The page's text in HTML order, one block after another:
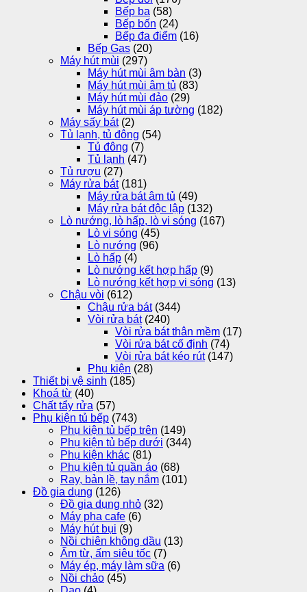
Bếp ba (58)
Bếp bốn (24)
Bếp đa điểm (16)
Bếp Gas (20)
Máy hút mùi (297)
Máy hút mùi âm bàn (3)
Máy hút mùi âm tủ (83)
Máy hút mùi đảo (29)
Máy hút mùi áp tường (182)
Máy sấy bát (2)
Tủ lạnh, tủ đông (54)
Tủ đông (7)
Tủ lạnh (47)
Tủ rượu (27)
Máy rửa bát (181)
Máy rửa bát âm tủ (49)
Máy rửa bát độc lập (132)
Lò nướng, lò hấp, lò vi sóng (167)
Lò vi sóng (45)
Lò nướng (96)
Lò hấp (4)
Lò nướng kết hợp hấp (9)
Lò nướng kết hợp vi sóng (13)
Chậu vòi (612)
Chậu rửa bát (344)
Vòi rửa bát (240)
Vòi rửa bát thân mềm (17)
Vòi rửa bát cố định (74)
Vòi rửa bát kéo rút (147)
Phụ kiện (28)
Thiết bị vệ sinh (185)
Khoá từ (40)
Chất tẩy rửa (57)
Phụ kiện tủ bếp (743)
Phụ kiện tủ bếp trên (149)
Phụ kiện tủ bếp dưới (344)
Phụ kiện khác (81)
Phụ kiện tủ quần áo (68)
Ray, bản lề, tay nắm (101)
Đồ gia dụng (126)
Đồ gia dụng nhỏ (32)
Máy pha cafe (6)
Máy hút bụi (9)
Nồi chiên không dầu (13)
Ấm từ, ấm siêu tốc (7)
Máy ép, máy làm sữa (6)
Nồi chảo (45)